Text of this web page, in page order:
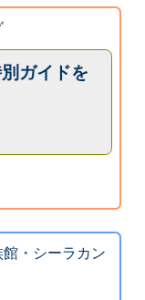
ガイドを
・シーラカン